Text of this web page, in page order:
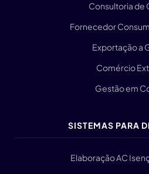
Consultoria de
Fornecedor
Exportação a
Comércio
Gestão em
SISTEMAS PARA
Elaboração AC